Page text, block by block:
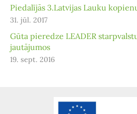
Piedalījās 3.Latvijas Lauku
31. jūl. 2017
Gūta pieredze LEADER
jautājumos
19. sept. 2016